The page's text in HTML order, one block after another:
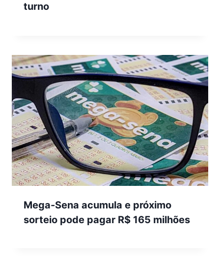
turno
Mega-Sena acumula e próximo
sorteio pode pagar R$ 165 milhões